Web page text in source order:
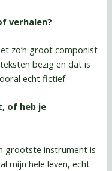
verhalen?
zo’n groot componist
bezig en dat is
echt fictief.
of heb je
grootste instrument is
mijn hele leven, echt